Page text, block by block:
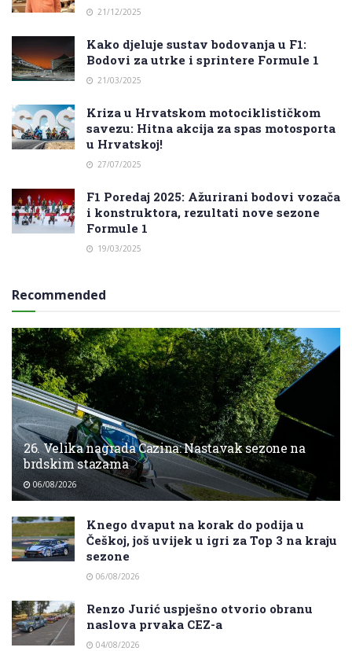
21/12/2025
Kako djeluje sustav bodovanja u F1:
Bodovi za utrke i sprintere Formule 1
21/03/2025
Kriza u Hrvatskom motociklističkom
savezu: Hitna akcija za spas motosporta
u Hrvatskoj!
27/07/2025
F1 Poredaj 2025: Ažurirani bodovi vozača
i konstruktora, rezultati nove sezone
Formule 1
19/03/2025
Recommended
26. Velika nagrada Cazina: Nastavak sezone na
brdskim stazama
06/08/2026
Knego dvaput na korak do podija u
Češkoj, još uvijek u igri za Top 3 na kraju
sezone
06/08/2026
Renzo Jurić uspješno otvorio obranu
naslova prvaka CEZ-a
04/08/2026